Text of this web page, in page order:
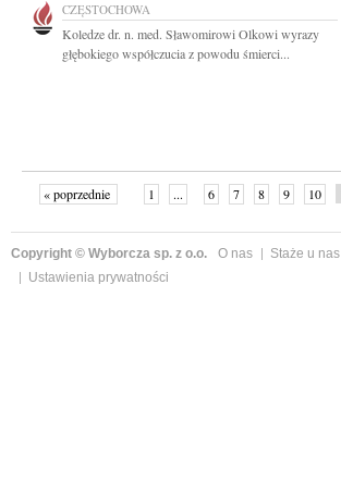
CZĘSTOCHOWA
Koledze dr. n. med. Sławomirowi Olkowi wyrazy
głębokiego współczucia z powodu śmierci...
« poprzednie 1 ... 6 7 8 9 10
Copyright © Wyborcza sp. z o.o. O nas Staże u nas
Ustawienia prywatności